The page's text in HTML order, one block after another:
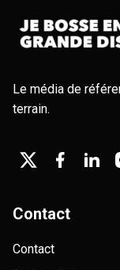
Le média de
terrain.
Contact
Contact